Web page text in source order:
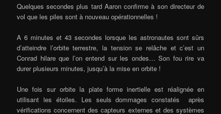
Quelques secondes plus tard Aaron confirme à son directeur de
vol que les piles sont à nouveau opérationnelles !
A 6 minutes et 43 secondes lorsque les astronautes sont sûrs
d’atteindre l’orbite terrestre, la tension se relâche et c’est un
Conrad hilare que l’on entend sur les ondes… Son fou rire va
durer plusieurs minutes, jusqu’à la mise en orbite !
Une fois sur orbite la plate forme inertielle est réalignée en
utilisant les étoiles. Les seuls dommages constatés après
vérifications concernent des capteurs externes et des systèmes